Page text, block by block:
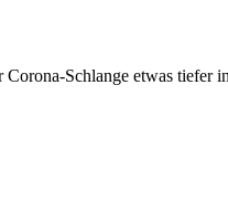
Schlange etwas tiefer